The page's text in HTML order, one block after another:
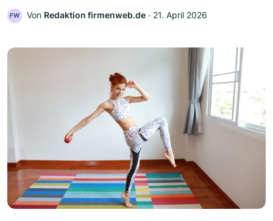
FW Von Redaktion firmenweb.de ‧ 21. April 2026